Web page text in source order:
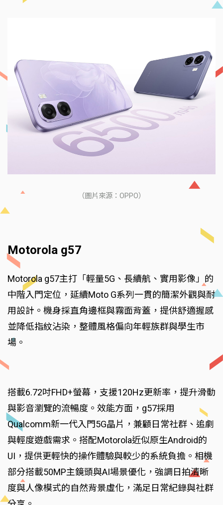
（圖片來源：OPPO）
Motorola g57
Motorola g57主打「輕量5G、長續航、實用影像」的
中階入門定位，延續Moto G系列一貫的簡潔外觀與耐
用設計。機身採直角邊框與霧面背蓋，提供舒適握感
並降低指紋沾染，整體風格偏向年輕族群與學生市
場。
搭載6.72吋FHD+螢幕，支援120Hz更新率，提升滑動
與影音瀏覽的流暢度。效能方面，g57採用
Qualcomm新一代入門5G晶片，兼顧日常社群、追劇
與輕度遊戲需求。搭配Motorola近似原生Android的
UI，提供更輕快的操作體驗與較少的系統負擔。相機
部分搭載50MP主鏡頭與AI場景優化，強調日拍清晰
度與人像模式的自然背景虛化，滿足日常紀錄與社群